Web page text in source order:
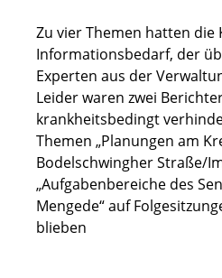
Zu vier Themen hatten
Informationsbedarf, der
Experten aus der
Leider waren zwei
krankheitsbedingt
Themen „Planungen am
Bodelschwingher Straße/
„Aufgabenbereiche des
Mengede“ auf
blieben